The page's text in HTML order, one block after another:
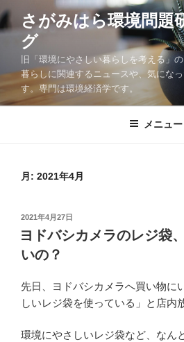
コ
ン
ツ
ス
さがみはら環境問題
グ
旧「環境にやさしい暮らしを考える」
暮らしに関連するニュースや、気にな
す。専門は環境経済学です。
メニュー
月: 2021年4月
投
稿
日:
2021年4月27日
ヨドバシカメラのレジ袋
いの？
先日、ヨドバシカメラへ買い物に
しいレジ袋を使っている」と店内
環境にやさしいレジ袋など、なん